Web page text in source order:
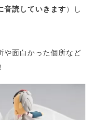
音読していきます）し
や面白かった個所など